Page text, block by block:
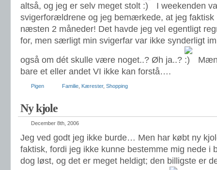
altså, og jeg er selv meget stolt
I weekenden
svigerforældrene og jeg bemærkede, at jeg faktisk
næsten 2 måneder! Det havde jeg vel egentligt
for, men særligt min svigerfar var ikke synderligt
også om dét skulle være noget..? Øh ja..?
bare et eller andet VI ikke kan forstå….
Pigen Familie Kærester, Shopping
Ny kjole
December 8th, 2006
Jeg ved godt jeg ikke burde… Men har købt ny
faktisk, fordi jeg ikke kunne bestemme mig nede i
dog løst, og det er meget heldigt; den billigste er